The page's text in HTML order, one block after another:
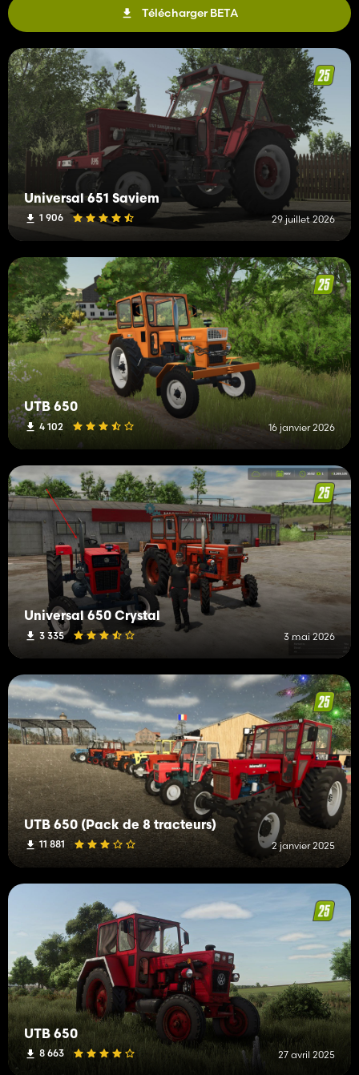
Télécharger BETA
Universal 651 Saviem
1 906 29 juillet 2026
UTB 650
4 102 16 janvier 2026
Universal 650 Crystal
3 335 3 mai 2026
UTB 650 (Pack de 8 tracteurs)
11 881 2 janvier 2025
UTB 650
8 663 27 avril 2025